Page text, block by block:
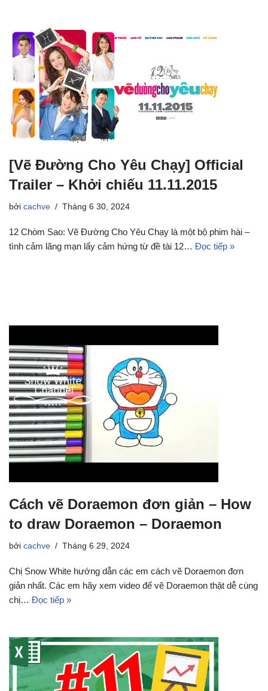
[Vẽ Đường Cho Yêu Chạy] Official
Trailer – Khởi chiếu 11.11.2015
bởi cachve Tháng 6 30, 2024
12 Chòm Sao: Vẽ Đường Cho Yêu Chạy là một bộ phim hài –
tình cảm lãng mạn lấy cảm hứng từ đề tài 12… Đọc tiếp »
Cách vẽ Doraemon đơn giản – How
to draw Doraemon – Doraemon
bởi cachve Tháng 6 29, 2024
Chị Snow White hướng dẫn các em cách vẽ Doraemon đơn
giản nhất. Các em hãy xem video để vẽ Doraemon thật dễ cùng
chị… Đọc tiếp »